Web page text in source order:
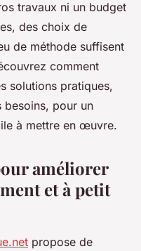
travaux ni un budget
des choix de
de méthode suffisent
comment
solutions pratiques,
besoins, pour un
à mettre en œuvre.
améliorer
et à petit
propose de